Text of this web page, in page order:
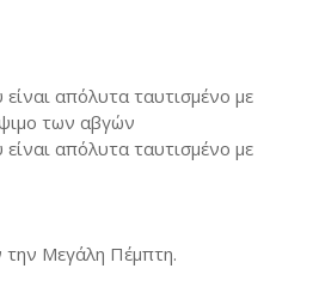
απόλυτα ταυτισμένο με
των αβγών
απόλυτα ταυτισμένο με
Μεγάλη Πέμπτη.